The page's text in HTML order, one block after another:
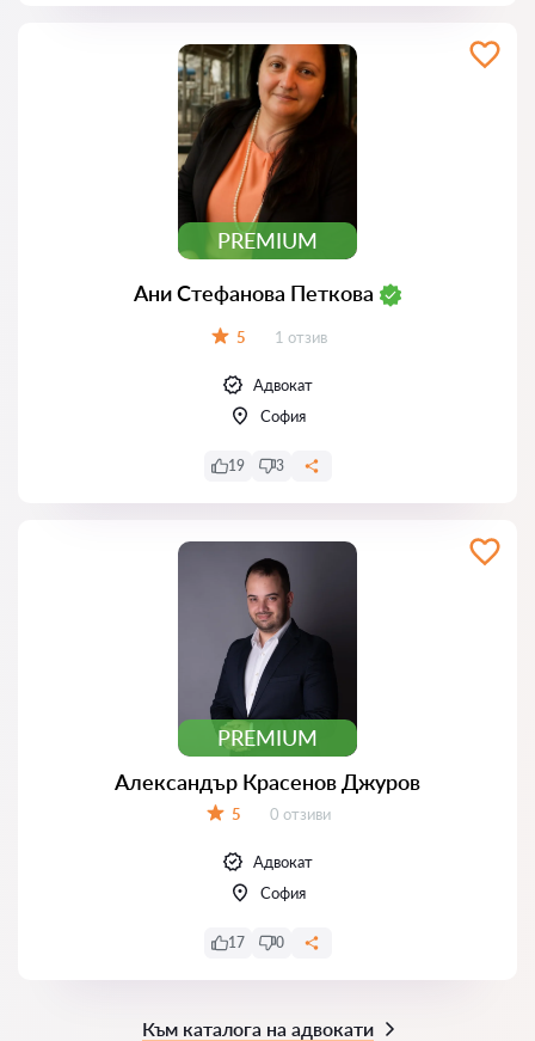
PREMIUM
Ани Стефанова Петкова
5 Отзиви:
1 отзив
Адвокат
София
19 3
PREMIUM
Александър Красенов Джуров
5 Отзиви:
0 отзиви
Адвокат
София
17 0
Към каталога на адвокати